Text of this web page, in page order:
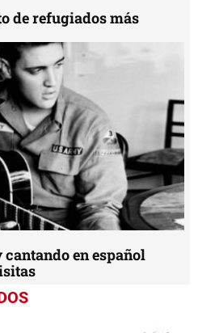
de refugiados más
en español